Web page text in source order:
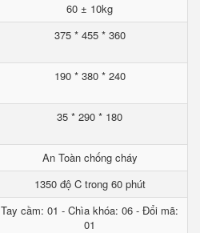
60 ± 10kg
375 * 455 * 360
190 * 380 * 240
35 * 290 * 180
An Toàn chống cháy
1350 độ C trong 60 phút
Tay cầm: 01 - Chìa khóa: 06 - Đổi mã:
01